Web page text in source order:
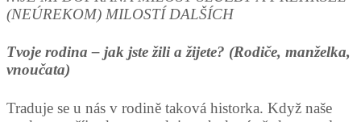
(NEÚREKOM) MILOSTÍ DALŠÍCH
Tvoje rodina – jak jste žili a žijete? (Rodiče, manželka,
vnoučata)
Traduje se u nás v rodině taková historka. Když naše